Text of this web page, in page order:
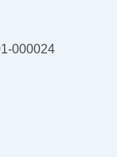
000024